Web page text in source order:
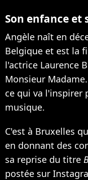
Son enfance et
Angèle naît en
Belgique et est la
l'actrice Laurence
Monsieur
ce qui va l'inspirer
musique.
C'est à Bruxelles
en donnant des
sa reprise du titre
postée sur